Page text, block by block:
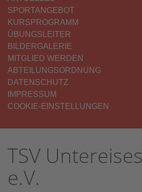
SPORTANGEBOT
KURSPROGRAMM
ÜBUNGSLEITER
BILDERGALERIE
MITGLIED WERDEN
ABTEILUNGSORDNUNG
DATENSCHUTZ
IMPRESSUM
COOKIE-EINSTELLUNGEN
TSV
e.V.